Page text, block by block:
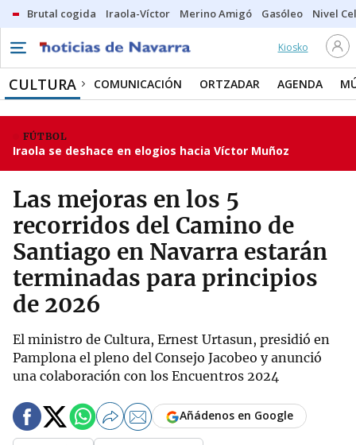
Brutal cogida Iraola-Víctor Merino Amigó Gasóleo Nivel
Kiosko
CULTURA COMUNICACIÓN ORTZADAR AGENDA
FÚTBOL
Iraola se deshace en elogios hacia Víctor Muñoz
Las mejoras en los 5
recorridos del Camino de
Santiago en Navarra estarán
terminadas para principios
de 2026
El ministro de Cultura, Ernest Urtasun, presidió en
Pamplona el pleno del Consejo Jacobeo y anunció
una colaboración con los Encuentros 2024
Añádenos en Google